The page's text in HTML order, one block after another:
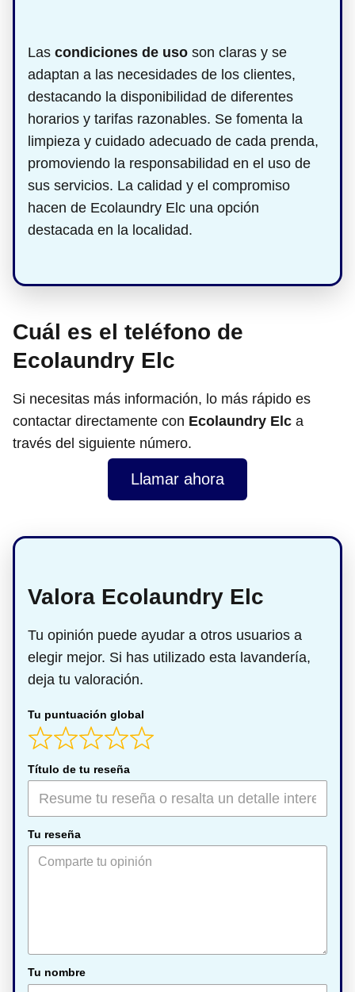
Las condiciones de uso son claras y se
adaptan a las necesidades de los clientes,
destacando la disponibilidad de diferentes
horarios y tarifas razonables. Se fomenta la
limpieza y cuidado adecuado de cada prenda,
promoviendo la responsabilidad en el uso de
sus servicios. La calidad y el compromiso
hacen de Ecolaundry Elc una opción
destacada en la localidad.
Cuál es el teléfono de
Ecolaundry Elc
Si necesitas más información, lo más rápido es
contactar directamente con Ecolaundry Elc a
través del siguiente número.
Llamar ahora
Valora Ecolaundry Elc
Tu opinión puede ayudar a otros usuarios a
elegir mejor. Si has utilizado esta lavandería,
deja tu valoración.
Tu puntuación global
Título de tu reseña
Tu reseña
Tu nombre